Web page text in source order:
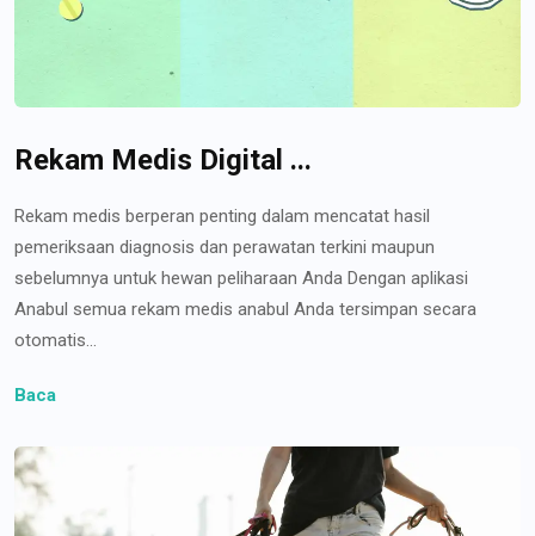
Rekam Medis Digital ...
Rekam medis berperan penting dalam mencatat hasil
pemeriksaan diagnosis dan perawatan terkini maupun
sebelumnya untuk hewan peliharaan Anda Dengan aplikasi
Anabul semua rekam medis anabul Anda tersimpan secara
otomatis...
Baca